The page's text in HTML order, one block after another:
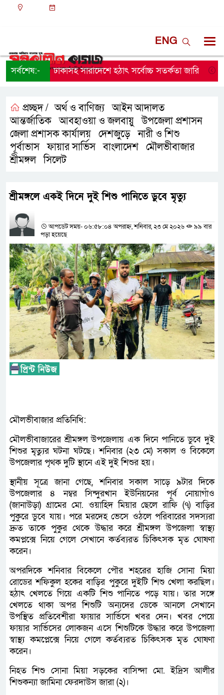
ENG
সর্বশেষ:-ঢাকাসহ সারাদেশে হঠাৎ সর্বোচ্চ সতর্কতা জা‌রি
প্রচ্ছদ / অর্থ ও বাণিজ্য ,আইন আদালত
আন্তর্জাতিক ,আবহাওয়া ও জলবায়ু ,উপজেলা প্রশাসন
জেলা প্রশাসক কার্যালয় দেশজুড়ে ,নারী ও শিশু
পূর্বাভাস ,ফায়ার সার্ভিস ,বাংলাদেশ মৌলভীবাজার
শ্রীমঙ্গল ,সিলেট
শ্রীমঙ্গলে একই দিনে দুই শিশু পানিতে ডুবে মৃত্যু
আপডেট সময়- ০৬:৫৮:০৪ অপরাহ্ন, শনিবার, ২৩ মে ২০২৬
৯৯ বার
পড়া হয়েছে
মৌলভীবাজার প্রতিনিধি:
মৌলভীবাজারের শ্রীমঙ্গল উপজেলায় এক দিনে পানিতে ডুবে দুই
শিশুর মৃত্যুর ঘটনা ঘটছে। শনিবার (২৩ মে) সকাল ও বিকেলে
উপজেলার পৃথক দুটি স্থানে এই দুই শিশুর হয়।
স্থানীয় সূত্রে জানা গেছে, শনিবার সকাল সাড়ে ৯টার দিকে
উপজেলার ৪ নম্বর সিন্দুরখান ইউনিয়নের পূর্ব নোয়াগাঁও
(জানাউড়া) গ্রামের মো. ওয়াহিদ মিয়ার ছেলে রাফি (৭) বাড়ির
পুকুরে ডুবে যায়। পরে মরদেহ ভেসে ওঠলে পরিবারের সদস্যরা
দ্রুত তাকে পুকুর থেকে উদ্ধার করে শ্রীমঙ্গল উপজেলা স্বাস্থ্য
কমপ্লক্সে নিয়ে গেলে সেখানে কর্তব্যরত চিকিৎসক মৃত ঘোষণা
করেন।
অপরদিকে শনিবার বিকেলে পৌর শহরের হাজি সোনা মিয়া
রোডের শফিকুল হকের বাড়ির পুকুরে দুইটি শিশু খেলা করছিল।
হঠাৎ খেলতে গিয়ে একটি শিশু পানিতে পড়ে যায়। তার সঙ্গে
খেলতে থাকা অপর শিশুটি অন্যদের ডেকে আনলে সেখানে
উপস্থিত প্রতিবেশীরা ফায়ার সার্ভিসে খবর দেন। খবর পেয়ে
ফায়ার সার্ভিসের লোকজন এসে শিশুটিকে উদ্ধার করে উপজেলা
স্বাস্থ্য কমপ্লেক্সে নিয়ে গেলে কর্তব্যরত চিকিৎসক মৃত ঘোষণা
করেন।
নিহত শিশু সোনা মিয়া সড়কের বাসিন্দা মো. ইদ্রিস আলীর
শিশুকন্যা জামিনা ফেরদাউস জারা (২)।